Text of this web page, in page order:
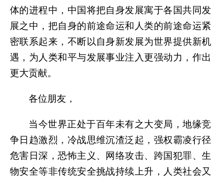
体的进程中，中国将把自身发展寓于各国共同发
展之中，把自身的前途命运和人类的前途命运紧
密联系起来，不断以自身新发展为世界提供新机
遇，为人类和平与发展事业注入更强动力，作出
更大贡献。
各位朋友，
当今世界正处于百年未有之大变局，地缘竞
争日趋激烈，冷战思维沉渣泛起，强权霸凌行径
危害日深，恐怖主义、网络攻击、跨国犯罪、生
物安全等非传统安全挑战持续上升，人类社会又